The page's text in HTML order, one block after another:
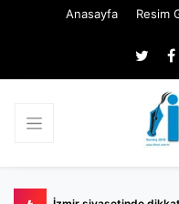
Anasayfa Resim